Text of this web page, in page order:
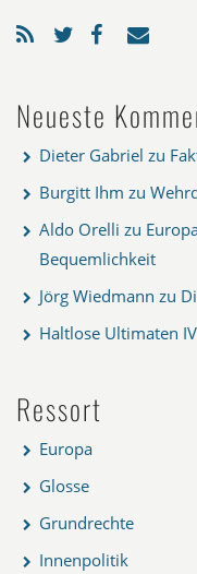
Neueste
Dieter Gabriel zu
Burgitt Ihm zu
Aldo Orelli zu
Bequemlichkeit
Jörg Wiedmann zu
Haltlose Ultimaten
Ressort
Europa
Glosse
Grundrechte
Innenpolitik